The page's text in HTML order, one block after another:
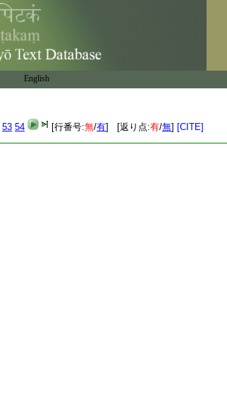
English
53 54 [行番号:無/有] [返り点:有/無] [CITE]